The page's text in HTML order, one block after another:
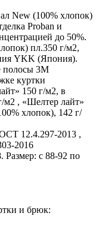
New (100% хлопок)
Proban и
до 50%.
пл.350 г/м2,
YKK (Япония).
полосы 3М
куртки
150 г/м2, в
м2 , «Шелтер лайт»
хлопок), 142 г/
12.4.297-2013 ,
2016
Размер: с 88-92 по
и брюк: